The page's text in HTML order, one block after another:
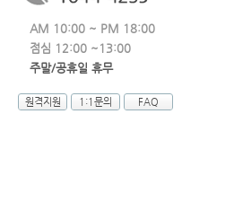
AM 10:00 ~ PM 18:00
점심 12:00 ~13:00
주말/공휴일 휴무
원격지원 1:1문의 FAQ